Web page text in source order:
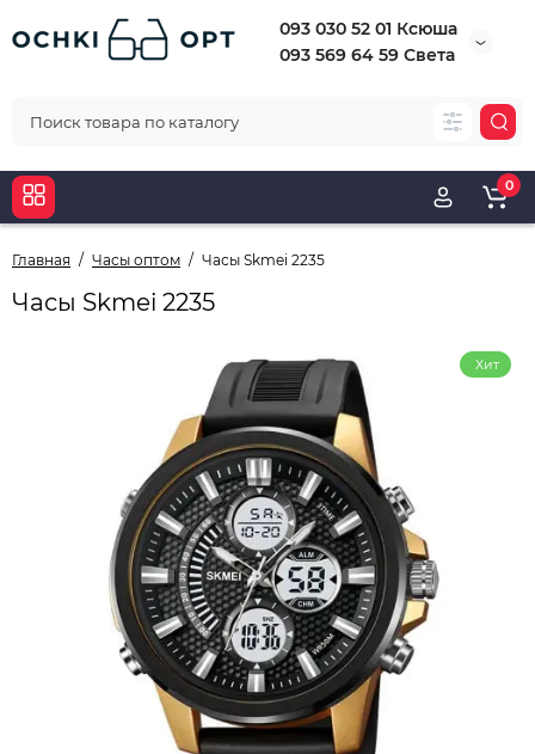
093 030 52 01 Ксюша
093 569 64 59 Света
0
Главная Часы оптом Часы Skmei 2235
Часы Skmei 2235
Хит